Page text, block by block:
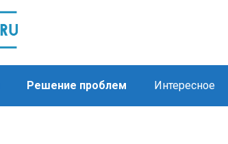
Решение проблем Интересное